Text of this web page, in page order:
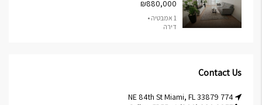
₪880,000
1 אמבטיה •
דירה
Contact Us